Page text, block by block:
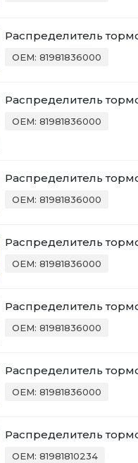
Распределитель
OEM: 81981836000
Распределитель
OEM: 81981836000
Распределитель
OEM: 81981836000
Распределитель
OEM: 81981836000
Распределитель
OEM: 81981836000
Распределитель
OEM: 81981836000
Распределитель
OEM: 81981810234